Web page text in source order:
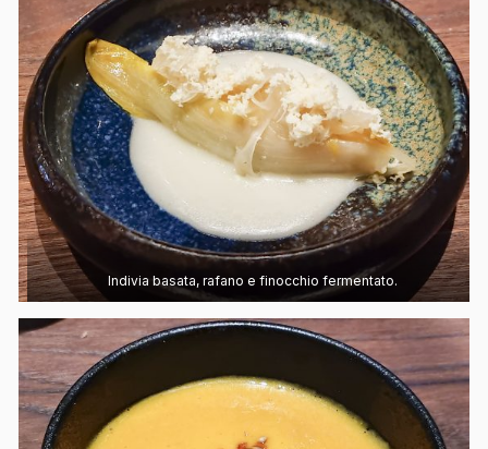
Indivia basata, rafano e finocchio fermentato.